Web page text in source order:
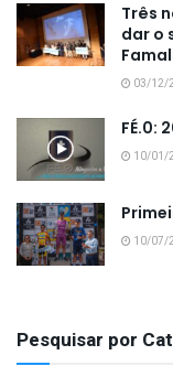
Três
dar o
03/12/
FÉ.0:
10/01/
10/07/
Pesquisar por